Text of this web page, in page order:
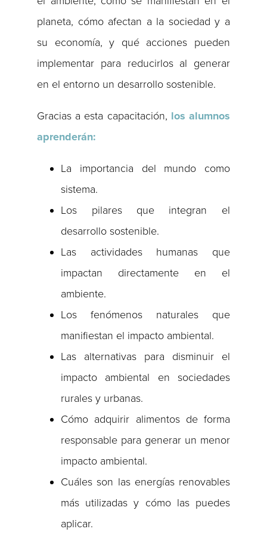
planeta, cómo afectan a la sociedad y a
su economía, y qué acciones pueden
implementar para reducirlos al generar
en el entorno un desarrollo sostenible.
Gracias a esta capacitación, los alumnos
aprenderán:
La importancia del mundo como
sistema.
Los pilares que integran el
desarrollo sostenible.
Las actividades humanas que
impactan directamente en el
ambiente.
Los fenómenos naturales que
manifiestan el impacto ambiental.
Las alternativas para disminuir el
impacto ambiental en sociedades
rurales y urbanas.
Cómo adquirir alimentos de forma
responsable para generar un menor
impacto ambiental.
Cuáles son las energías renovables
más utilizadas y cómo las puedes
aplicar.